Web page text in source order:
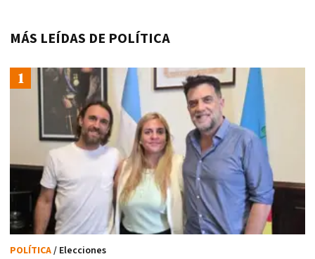
MÁS LEÍDAS DE POLÍTICA
POLÍTICA/ Elecciones